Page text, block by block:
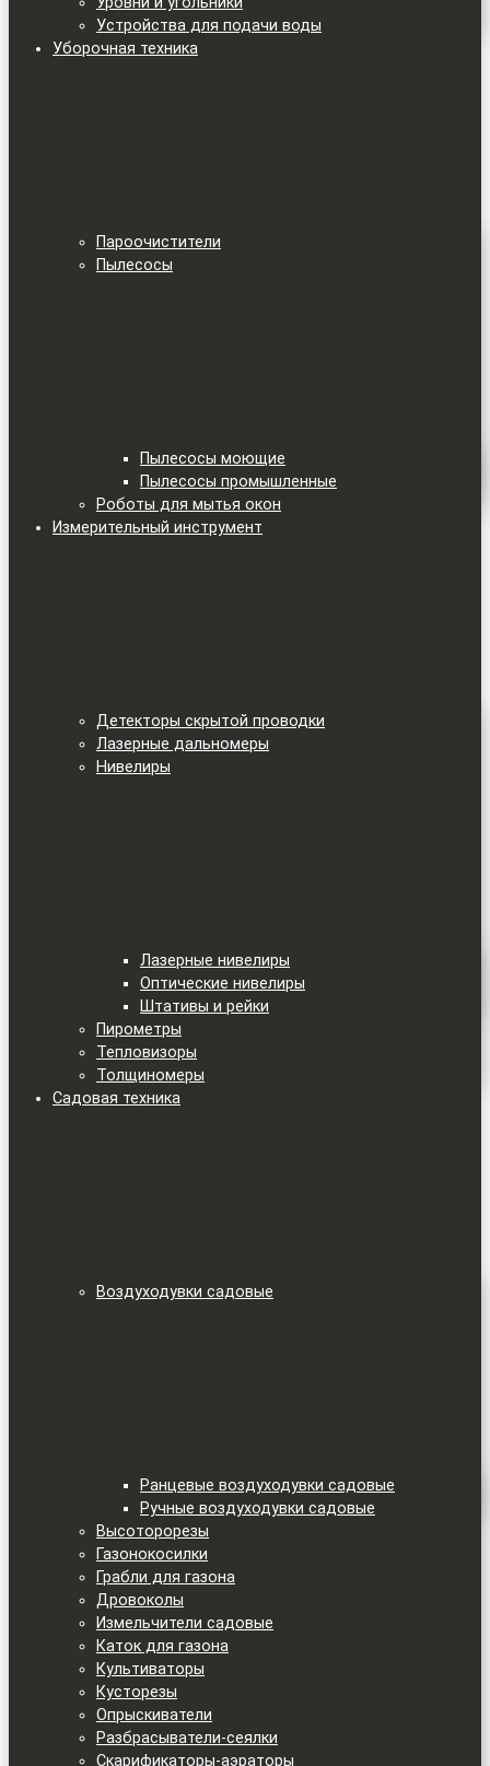
Устройства для подачи воды
Уборочная техника
Пароочистители
Пылесосы
Пылесосы моющие
Пылесосы промышленные
Роботы для мытья окон
Измерительный инструмент
Детекторы скрытой проводки
Лазерные дальномеры
Нивелиры
Лазерные нивелиры
Оптические нивелиры
Штативы и рейки
Пирометры
Тепловизоры
Толщиномеры
Садовая техника
Воздуходувки садовые
Ранцевые воздуходувки садовые
Ручные воздуходувки садовые
Высоторорезы
Газонокосилки
Грабли для газона
Дровоколы
Измельчители садовые
Каток для газона
Культиваторы
Кусторезы
Опрыскиватели
Разбрасыватели-сеялки
Скарификаторы-аэраторы